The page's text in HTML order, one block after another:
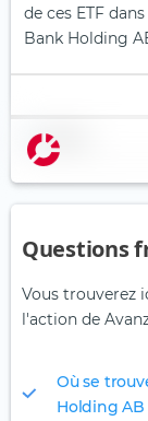
de ces ETF
Bank Holding
Nom
Questions
Vous trouverez
l'action de
Où se
Holding AB